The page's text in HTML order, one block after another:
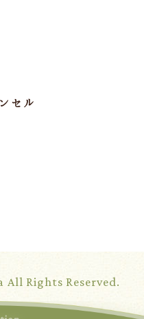
セル
All Rights Reserved.